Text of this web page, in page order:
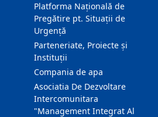
Platforma Națională de
Pregătire pt. Situații de
Urgență
Parteneriate, Proiecte și
Instituții
Compania de apa
Asociatia De Dezvoltare
Intercomunitara
"Management Integrat Al